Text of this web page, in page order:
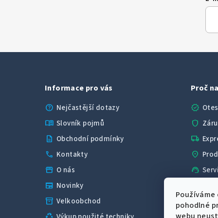
Používáme
pohodlné
Informace pro vás
help Nejčastější dotazy
menu_book Slovník pojmů
description Obchodní podmínky
call Kontakty
storefront O nás
newspaper Novinky
inventory_2 Velkoobchod
Proč
verified
shield
local_shipping
location_on
support_agent
star